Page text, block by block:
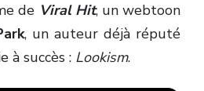
de Viral Hit, un webtoon
, un auteur déjà réputé
à succès : Lookism.